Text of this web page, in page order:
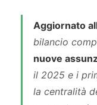
Aggiornato
bilancio
nuove
il 2025 e i
la centralità